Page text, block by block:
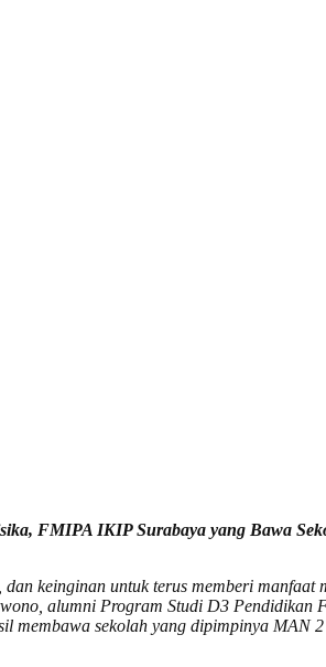
FMIPA IKIP Surabaya yang Bawa
keinginan untuk terus memberi manfaat
alumni Program Studi D3 Pendidikan
membawa sekolah yang dipimpinya MAN